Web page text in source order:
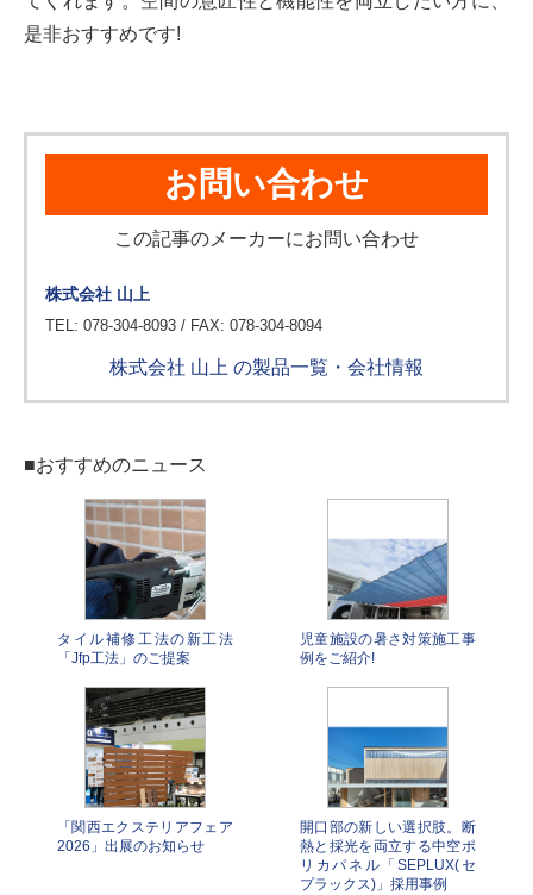
是非おすすめです!
お問い合わせ
この記事のメーカーにお問い合わせ
株式会社 山上
TEL: 078-304-8093 / FAX: 078-304-8094
株式会社 山上 の製品一覧・会社情報
■おすすめのニュース
タイル補修⼯法の新⼯法
「Jfp⼯法」のご提案
児童施設の暑さ対策施工事
例をご紹介!
「関西エクステリアフェア
2026」出展のお知らせ
開口部の新しい選択肢。断
熱と採光を両立する中空ポ
リカパネル「SEPLUX(セ
プラックス)」採用事例